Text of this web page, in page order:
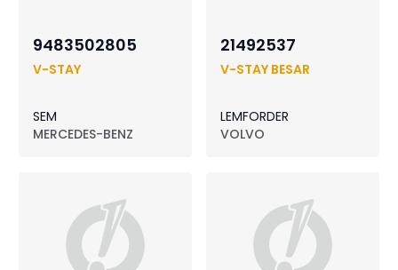
9483502805
V-STAY
SEM
MERCEDES-BENZ
21492537
V-STAY BESAR
LEMFORDER
VOLVO